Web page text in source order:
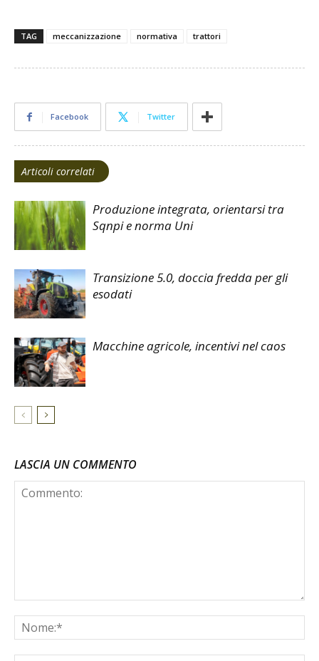
TAG meccanizzazione normativa trattori
Facebook Twitter
Articoli correlati
Produzione integrata, orientarsi tra
Sqnpi e norma Uni
Transizione 5.0, doccia fredda per gli
esodati
Macchine agricole, incentivi nel caos
LASCIA UN COMMENTO